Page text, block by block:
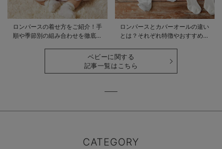
ロンパースの着せ方をご紹介！手
順や季節別の組み合わせを徹底解
ロンパースとカバーオールの違い
とは？それぞれ特徴やおすすめ商
ベビーに関する
記事一覧はこちら
CATEGORY